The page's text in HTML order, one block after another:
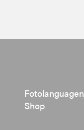
Fotolanguagen
Shop